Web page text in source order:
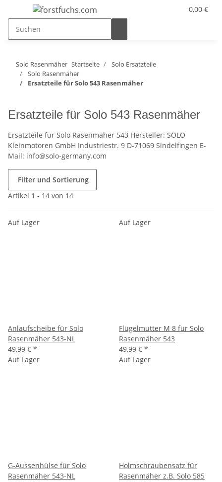
0,00 €
Solo Rasenmäher Startseite
Solo Ersatzteile
Solo Rasenmäher
Ersatzteile für Solo 543 Rasenmäher
Ersatzteile für Solo 543 Rasenmäher
Ersatzteile für Solo Rasenmäher 543 Hersteller: SOLO
Kleinmotoren GmbH Industriestr. 9 D-71069 Sindelfingen E-
Mail: info@solo-germany.com
Filter und Sortierung
Artikel 1 - 14 von 14
Auf Lager
Anlaufscheibe für Solo
Rasenmäher 543-NL
49,99 € *
Auf Lager
Flügelmutter M 8 für Solo
Rasenmäher 543
49,99 € *
Auf Lager
G-Aussenhülse für Solo
Rasenmäher 543-NL
Auf Lager
Holmschraubensatz für
Rasenmäher z.B. Solo 585